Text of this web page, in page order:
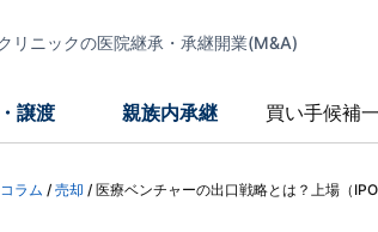
リニックの医院継承・承継開業(M&A)
譲渡 親族内承継 買い手候補
ラム / 売却 / 医療ベンチャーの出口戦略とは？上場（